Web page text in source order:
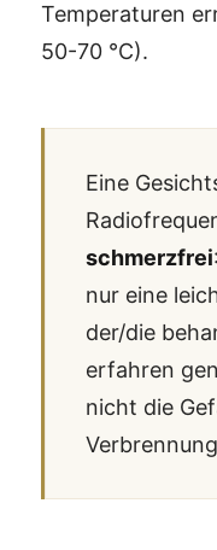
Temperaturen
50-70 °C).
Eine
schmerzfrei
nur eine
der/die
erfahren
nicht die